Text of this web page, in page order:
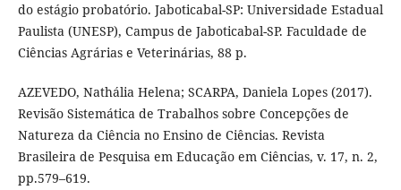
do estágio probatório. Jaboticabal-SP: Universidade Estadual
Paulista (UNESP), Campus de Jaboticabal-SP. Faculdade de
Ciências Agrárias e Veterinárias, 88 p.
AZEVEDO, Nathália Helena; SCARPA, Daniela Lopes (2017).
Revisão Sistemática de Trabalhos sobre Concepções de
Natureza da Ciência no Ensino de Ciências. Revista
Brasileira de Pesquisa em Educação em Ciências, v. 17, n. 2,
pp.579–619.